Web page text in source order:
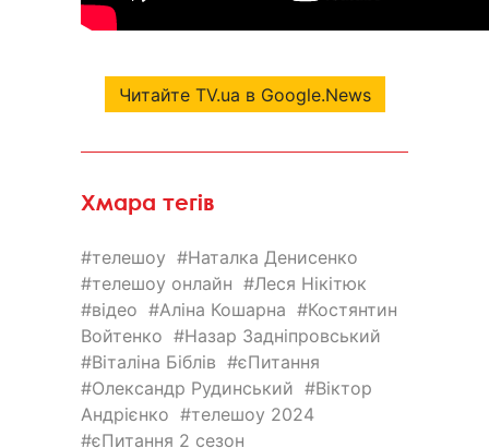
Читайте TV.ua в Google.News
Хмара тегів
телешоу
Наталка Денисенко
телешоу онлайн
Леся Нікітюк
відео
Аліна Кошарна
Костянтин
Войтенко
Назар Задніпровський
Віталіна Біблів
єПитання
Олександр Рудинський
Віктор
Андрієнко
телешоу 2024
єПитання 2 сезон